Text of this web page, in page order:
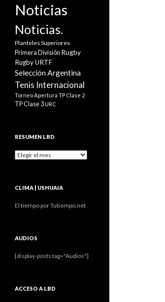
Noticias
Noticias.
Planteles Superiores
Primera División Rugby
Rugby URTF
Selección Argentina
Tenis Internacional
Torneo Apertura TP Clase 2
TP Clase 3URC
RESUMEN LBD
Resumen
CLIMA | USHUAIA
El tiempo por Tutiempo.net
AUDIOS
[display-posts tag="Audios"]
ACCESO A LBD